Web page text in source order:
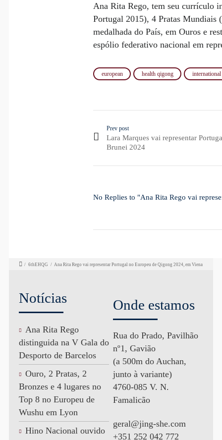
Ana Rita Rego, tem seu currículo
Portugal 2015), 4 Pratas Mundiais
medalhada do País, em Ouros e
espólio federativo nacional em
european health qigong
Prev post
Lara Marques vai representar
Brunei 2024
No Replies to "Ana Rita Rego vai
/ 6thEHQG / Ana Rita Rego vai representar Portugal no Europeu de Qigong 2024, em Viena
Notícias
Ana Rita Rego
distinguida na V Gala do
Desporto de Barcelos
Ouro, 2 Pratas, 2
Bronzes e 4 lugares no
Top 8 no Europeu de
Wushu em Lyon
Hino Nacional ouvido
Onde estamos
Rua do Prado, Pavilhão
nº1, Gavião
(a 500m do Auchan,
junto à variante)
4760-085 V. N.
Famalicão
geral@jing-she.com
+351 252 042 772